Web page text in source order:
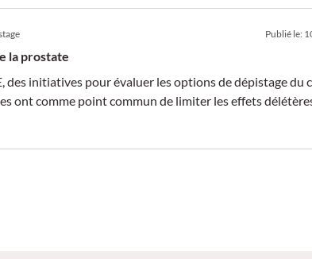
Publié le:
la prostate
des initiatives pour évaluer les options de dépistage du
ont comme point commun de limiter les effets